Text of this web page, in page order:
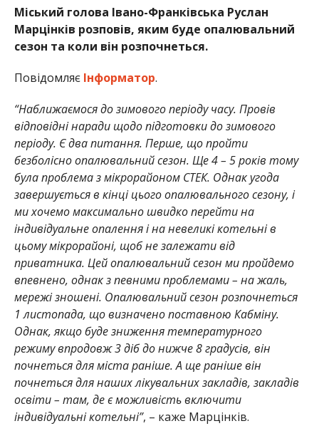
Міський голова Івано-Франківська Руслан
Марцінків розповів, яким буде опалювальний
сезон та коли він розпочнеться.
Повідомляє Інформатор.
“Наближаємося до зимового періоду часу. Провів
відповідні наради щодо підготовки до зимового
періоду. Є два питання. Перше, що пройти
безболісно опалювальний сезон. Ще 4 – 5 років тому
була проблема з мікрорайоном СТЕК. Однак угода
завершується в кінці цього опалювального сезону, і
ми хочемо максимально швидко перейти на
індивідуальне опалення і на невеликі котельні в
цьому мікрорайоні, щоб не залежати від
приватника. Цей опалювальний сезон ми пройдемо
впевнено, однак з певними проблемами – на жаль,
мережі зношені. Опалювальний сезон розпочнеться
1 листопада, що визначено поставною Кабміну.
Однак, якщо буде зниження температурного
режиму впродовж 3 діб до нижче 8 градусів, він
почнеться для міста раніше. А ще раніше він
почнеться для наших лікувальних закладів, закладів
освіти – там, де є можливість включити
індивідуальні котельні”, – каже Марцінків.